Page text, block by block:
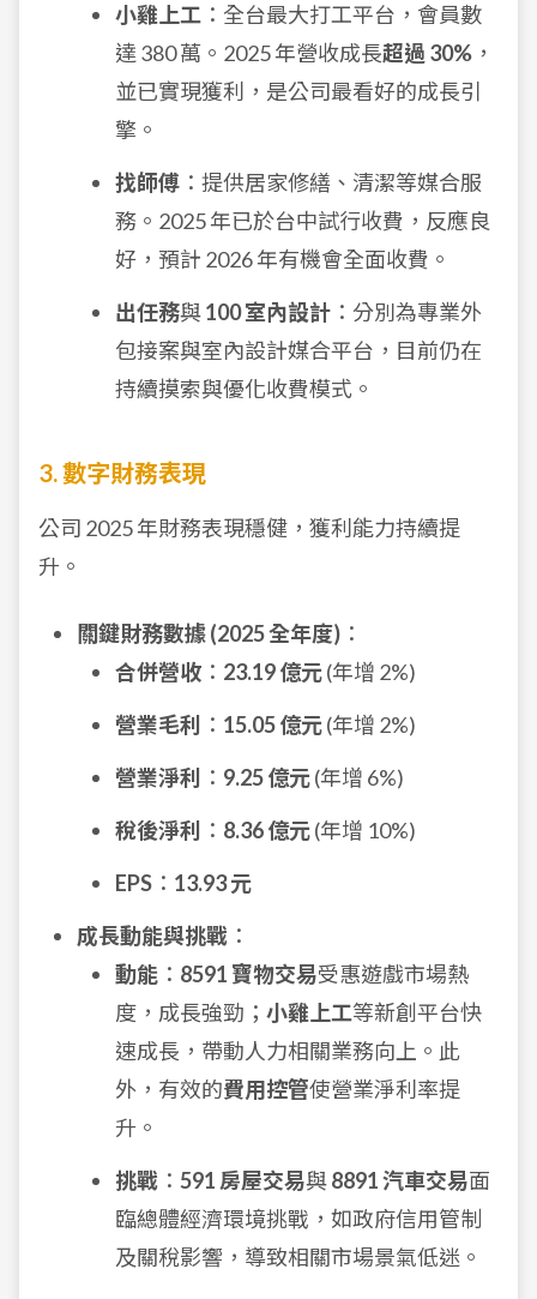
小雞上工 ：全台最大打工平台，會員數
達 380 萬。2025 年營收成長超過 30% ，
並已實現獲利，是公司最看好的成長引
擎。
找師傅 ：提供居家修繕、清潔等媒合服
務。2025 年已於台中試行收費，反應良
好，預計 2026 年有機會全面收費。
出任務與100 室內設計 ：分別為專業外
包接案與室內設計媒合平台，目前仍在
持續摸索與優化收費模式。
3. 數字財務表現
公司 2025 年財務表現穩健，獲利能力持續提
升。
關鍵財務數據 (2025 全年度) ：
合併營收 ： 23.19 億元(年增 2%)
營業毛利
： 15.05 億元(年增 2%)
營業淨利
： 9.25 億元(年增 6%)
稅後淨利
： 8.36 億元(年增 10%)
EPS ： 13.93 元
成長動能與挑戰 ：
動能 ： 8591 寶物交易受惠遊戲市場熱
度，成長強勁； 小雞上工等新創平台快
速成長，帶動人力相關業務向上。此
外，有效的費用控管使營業淨利率提
升。
挑戰 ： 591 房屋交易與8891 汽車交易面
臨總體經濟環境挑戰，如政府信用管制
及關稅影響，導致相關市場景氣低迷。